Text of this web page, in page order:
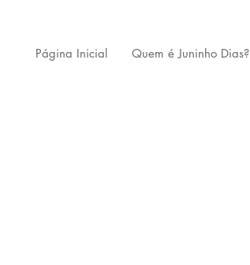
Página Inicial Quem é Juninho Dias?